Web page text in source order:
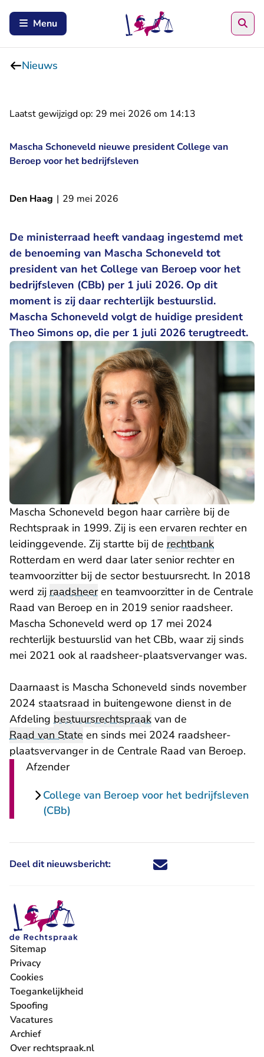
Menu
Nieuws
Laatst gewijzigd op: 29 mei 2026 om 14:13
Mascha Schoneveld nieuwe president College van
Beroep voor het bedrijfsleven
Den Haag | 29 mei 2026
De ministerraad heeft vandaag ingestemd met
de benoeming van Mascha Schoneveld tot
president van het College van Beroep voor het
bedrijfsleven (CBb) per 1 juli 2026. Op dit
moment is zij daar rechterlijk bestuurslid.
Mascha Schoneveld volgt de huidige president
Theo Simons op, die per 1 juli 2026 terugtreedt.
Mascha Schoneveld begon haar carrière bij de
Rechtspraak in 1999. Zij is een ervaren rechter en
leidinggevende. Zij startte bij de rechtbank
Rotterdam en werd daar later senior rechter en
teamvoorzitter bij de sector bestuursrecht. In 2018
werd zij raadsheeren teamvoorzitter in de Centrale
Raad van Beroep en in 2019 senior raadsheer.
Mascha Schoneveld werd op 17 mei 2024
rechterlijk bestuurslid van het CBb, waar zij sinds
mei 2021 ook al raadsheer-plaatsvervanger was.
Daarnaast is Mascha Schoneveld sinds november
2024 staatsraad in buitengewone dienst in de
Afdeling bestuursrechtspraak van de
Raad van State en sinds mei 2024 raadsheer-
plaatsvervanger in de Centrale Raad van Beroep.
Afzender
College van Beroep voor het bedrijfsleven
(CBb)
Deel dit nieuwsbericht: Deel dit nieuwsbericht via X -
Deel dit nieuwsbericht via
Deel dit nieuwsbericht
Deel dit
Sitemap
Privacy
Cookies
Toegankelijkheid
Spoofing
Vacatures
- U verlaat Rechtspraak.nl
Archief
Over rechtspraak.nl